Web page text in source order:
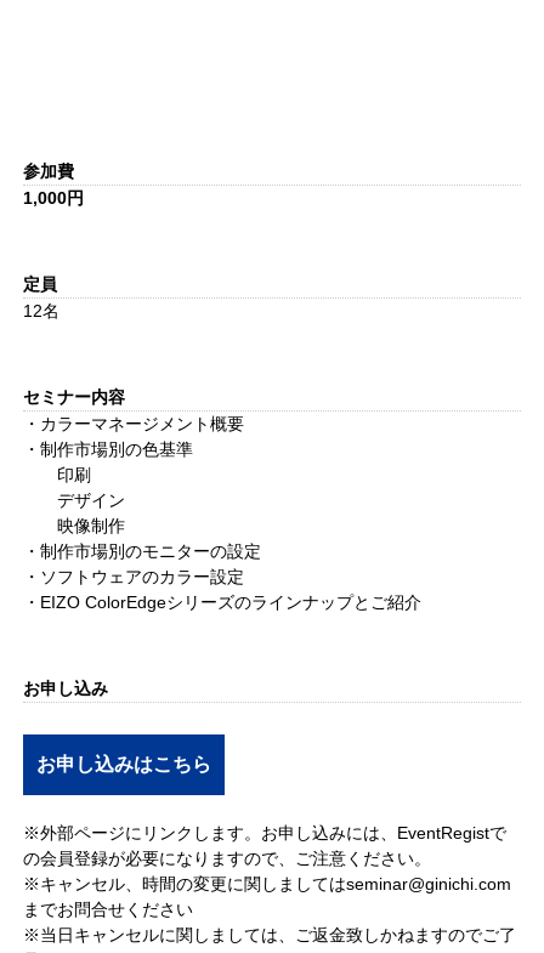
参加費
1,000円
定員
12名
セミナー内容
・カラーマネージメント概要
・制作市場別の色基準
印刷
デザイン
映像制作
・制作市場別のモニターの設定
・ソフトウェアのカラー設定
・EIZO ColorEdgeシリーズのラインナップとご紹介
お申し込み
お申し込みはこちら
※外部ページにリンクします。お申し込みには、EventRegistで
の会員登録が必要になりますので、ご注意ください。
※キャンセル、時間の変更に関しましてはseminar@ginichi.com
までお問合せください
※当日キャンセルに関しましては、ご返金致しかねますのでご了